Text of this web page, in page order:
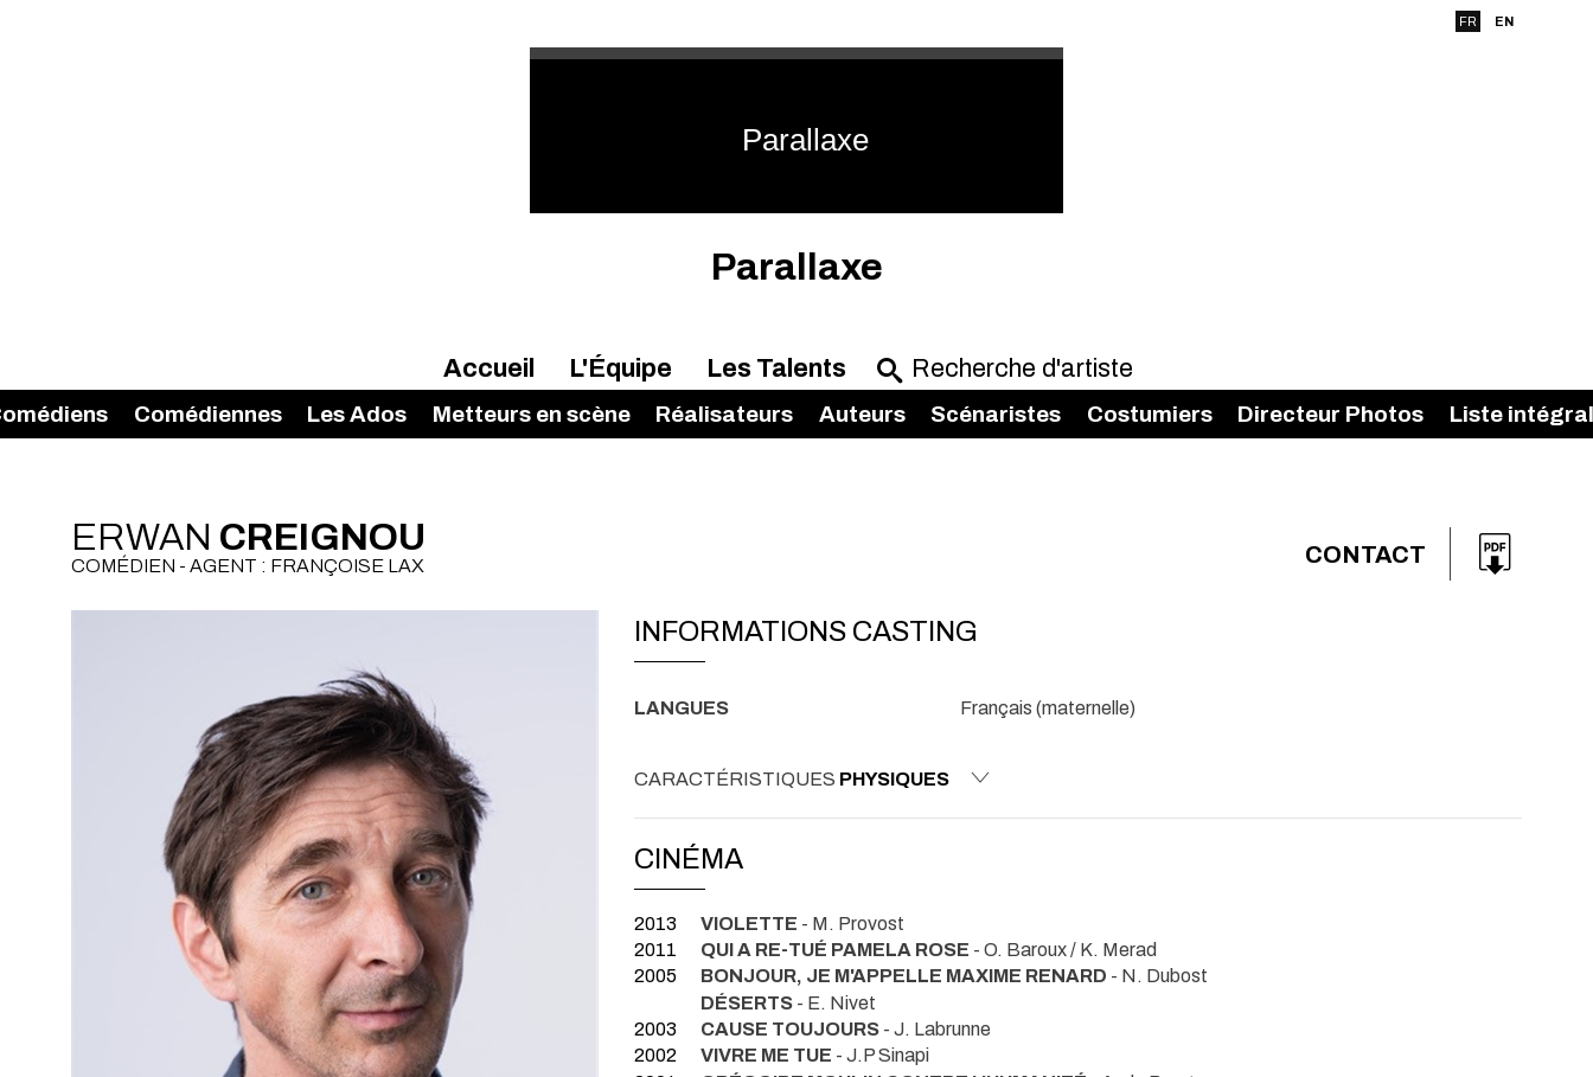
FR EN
Parallaxe
Parallaxe
Accueil L'Équipe Les Talents
Comédiennes Les Ados Metteurs en scène Réalisateurs Auteurs Scénaristes Costumiers Directeur Photos Liste
ERWAN CREIGNOU
COMÉDIEN - AGENT : FRANÇOISE LAX CONTACT
INFORMATIONS CASTING
LANGUES Français (maternelle)
CARACTÉRISTIQUES PHYSIQUES
CINÉMA
2013 VIOLETTE - M. Provost
2011
QUI A RE-TUÉ PAMELA ROSE - O. Baroux / K. Merad
2005
BONJOUR, JE M'APPELLE MAXIME RENARD - N. Dubost
DÉSERTS - E. Nivet
2003
CAUSE TOUJOURS - J. Labrunne
2002
VIVRE ME TUE - J.P Sinapi